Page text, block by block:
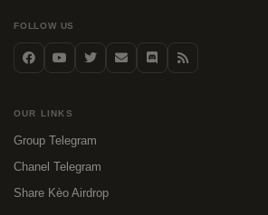
FOLLOW US
OUR LINKS
Group Telegram
Chanel Telegram
Share Kèo Airdrop